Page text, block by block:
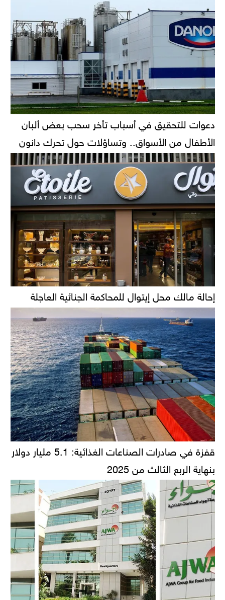
دعوات للتحقيق في أسباب تأخر سحب بعض ألبان
الأطفال من الأسواق.. وتساؤلات حول تحرك دانون
إحالة مالك محل إيتوال للمحاكمة الجنائية العاجلة
قفزة في صادرات الصناعات الغذائية: 5.1 مليار دولار
بنهاية الربع الثالث من 2025